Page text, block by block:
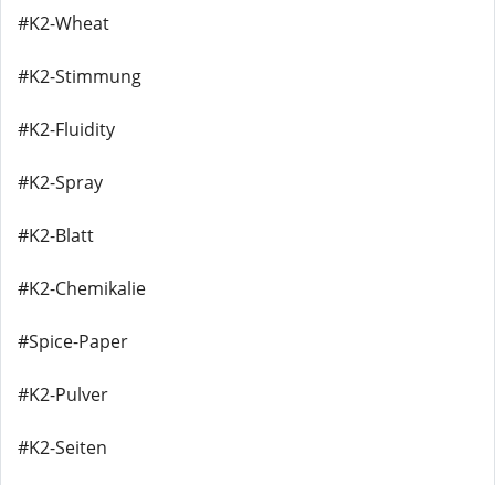
#K2-Wheat
#K2-Stimmung
#K2-Fluidity
#K2-Spray
#K2-Blatt
#K2-Chemikalie
#Spice-Paper
#K2-Pulver
#K2-Seiten